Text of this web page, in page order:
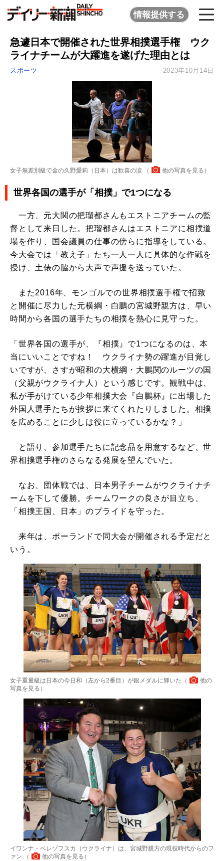
情報提供する
急遽日本で開催された世界相撲選手権 ウク
ライナチームが大躍進を遂げた理由とは
スポーツ 2023年10月14日
女子無差別級で金の久野愛莉（日本）は歓喜の涙 （ 他の写真を見る ）
世界各国の選手が「相撲」で1つになる
一方、元大関の把瑠都さんもエストニアチームの監
督として来日した。把瑠都さんはエストニアに相撲道
場を作り、国会議員の仕事の傍らに指導をしている。
今大会では「教え子」たち一人一人に具体的な作戦を
授け、土俵の脇から大声で声援を送っていた。
また2016年、モンゴルでの世界相撲選手権で招致
と開催に尽力した元横綱・白鵬の宮城野親方は、早い
時間から各国の選手たちの相撲を熱心に見守った。
「世界各国の選手が、『相撲』で1つになるのは、本
当にいいことですね！ ウクライナ勢の躍進が目覚し
いですが、さすが昭和の大横綱・大鵬関のルーツの国
（父親がウクライナ人）という感じです。観戦中は、
私が手がけている少年相撲大会『白鵬杯』に出場した
外国人選手たちが挨拶に来てくれたりしました。相撲
を広めることに少しは役に立っているかな？」
と語り、参加選手たちに記念品を用意するなど、世
界相撲選手権のさらなる発展を望んでいた。
なお、団体戦では、日本男子チームがウクライナチ
ームを下して優勝。チームワークの良さが目立ち、
「相撲王国、日本」のプライドを守った。
来年は、ポーランドで同大会が開催される予定だと
いう。
女子重量級は日本の今日和（左から2番目）が銀メダルに輝いた（
他の
写真を見る ）
イワンナ・ベレゾフスカ（ウクライナ）は、宮城野親方の現役時代からのフ
ァン （
他の写真を見る ）